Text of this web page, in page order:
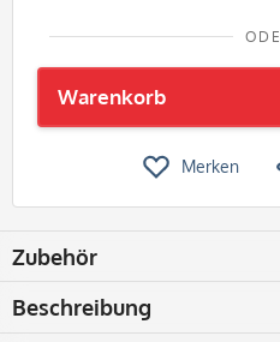
Warenkorb
Merken
Zubehör
Beschreibung